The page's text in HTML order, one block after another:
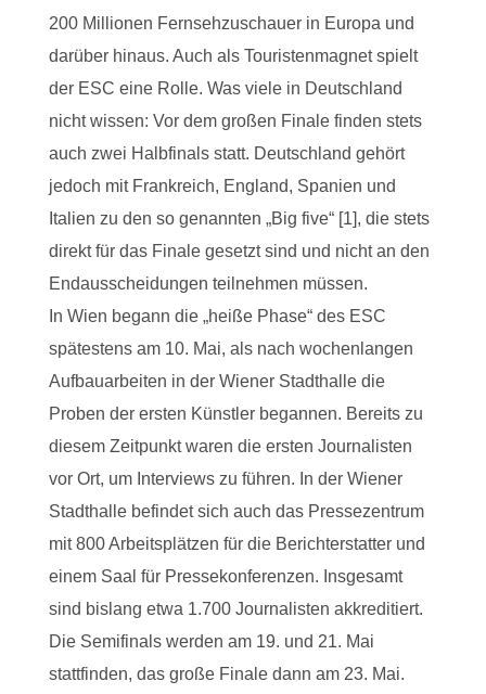
200 Millionen Fernsehzuschauer in Europa und
darüber hinaus. Auch als Touristenmagnet spielt
der ESC eine Rolle. Was viele in Deutschland
nicht wissen: Vor dem großen Finale finden stets
auch zwei Halbfinals statt. Deutschland gehört
jedoch mit Frankreich, England, Spanien und
Italien zu den so genannten „Big five“ [1], die stets
direkt für das Finale gesetzt sind und nicht an den
Endausscheidungen teilnehmen müssen.
In Wien begann die „heiße Phase“ des ESC
spätestens am 10. Mai, als nach wochenlangen
Aufbauarbeiten in der Wiener Stadthalle die
Proben der ersten Künstler begannen. Bereits zu
diesem Zeitpunkt waren die ersten Journalisten
vor Ort, um Interviews zu führen. In der Wiener
Stadthalle befindet sich auch das Pressezentrum
mit 800 Arbeitsplätzen für die Berichterstatter und
einem Saal für Pressekonferenzen. Insgesamt
sind bislang etwa 1.700 Journalisten akkreditiert.
Die Semifinals werden am 19. und 21. Mai
stattfinden, das große Finale dann am 23. Mai.